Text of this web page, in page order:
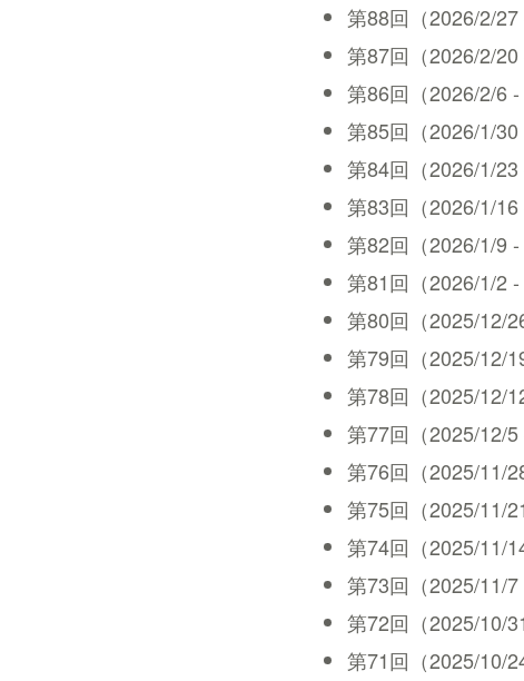
第88回（2026/2/
第87回（2026/2/
第86回（2026/2/6
第85回（2026/1/
第84回（2026/1/
第83回（2026/1/
第82回（2026/1/9
第81回（2026/1/2
第80回（2025/12/
第79回（2025/12/
第78回（2025/12/
第77回（2025/12/
第76回（2025/11/
第75回（2025/11/
第74回（2025/11/
第73回（2025/11/
第72回（2025/10/
第71回（2025/10/